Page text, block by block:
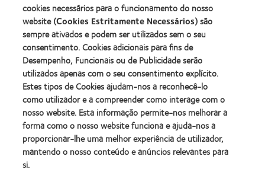
100
(ML
100)
Award
(2012)
more
about
2012
REBRAND
100®
Global
Award
(2012)
more
about
Prémio
da
Industria
da
BCLA
Os nossos produtos
Tecnologia de lentes de contacto
Encontre as suas lentes
cookies necessários para o funcionamento do nosso
website (Cookies Estritamente Necessários) são
sempre ativados e podem ser utilizados sem o seu
consentimento. Cookies adicionais para fins de
Desempenho, Funcionais ou de Publicidade serão
utilizados apenas com o seu consentimento explícito.
Estes tipos de Cookies ajudam-nos a reconhecê-lo
como utilizador e a compreender como interage com o
nosso website. Esta informação permite-nos melhorar a
forma como o nosso website funciona e ajuda-nos a
proporcionar-lhe uma melhor experiência de utilizador,
mantendo o nosso conteúdo e anúncios relevantes para
si.